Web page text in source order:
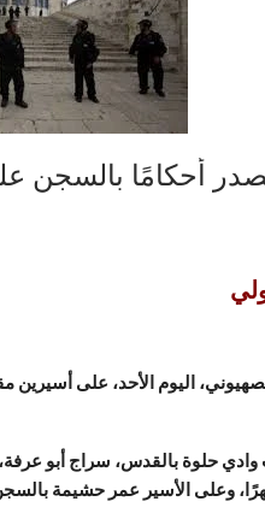
يصدر أحكامًا
اليوم الأحد، على
حلوة بالقدس، سراج أبو